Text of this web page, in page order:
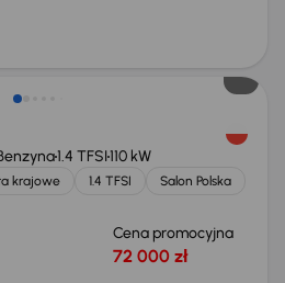
1.4 TFSI110 kW
krajowe 1.4 TFSI
Salon Polska
Cena promocyjna
72 000 zł